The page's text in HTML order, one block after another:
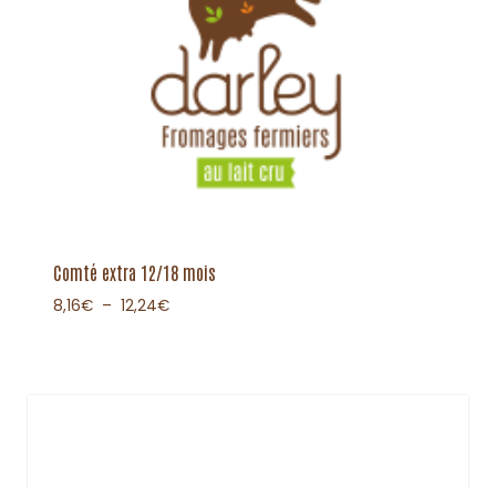
Comté extra 12/18 mois
8,16€ – 12,24€